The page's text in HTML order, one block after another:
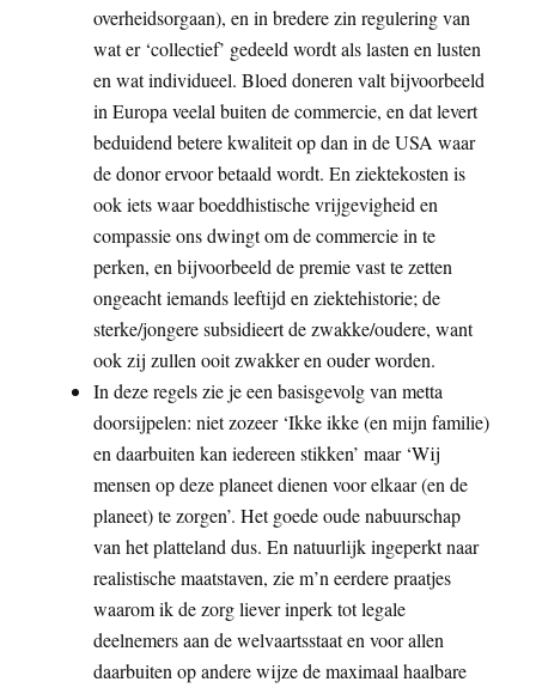
overheidsorgaan), en in bredere zin regulering van
wat er ‘collectief’ gedeeld wordt als lasten en lusten
en wat individueel. Bloed doneren valt bijvoorbeeld
in Europa veelal buiten de commercie, en dat levert
beduidend betere kwaliteit op dan in de USA waar
de donor ervoor betaald wordt. En ziektekosten is
ook iets waar boeddhistische vrijgevigheid en
compassie ons dwingt om de commercie in te
perken, en bijvoorbeeld de premie vast te zetten
ongeacht iemands leeftijd en ziektehistorie; de
sterke/jongere subsidieert de zwakke/oudere, want
ook zij zullen ooit zwakker en ouder worden.
In deze regels zie je een basisgevolg van metta
doorsijpelen: niet zozeer ‘Ikke ikke (en mijn familie)
en daarbuiten kan iedereen stikken’ maar ‘Wij
mensen op deze planeet dienen voor elkaar (en de
planeet) te zorgen’. Het goede oude nabuurschap
van het platteland dus. En natuurlijk ingeperkt naar
realistische maatstaven, zie m’n eerdere praatjes
waarom ik de zorg liever inperk tot legale
deelnemers aan de welvaartsstaat en voor allen
daarbuiten op andere wijze de maximaal haalbare